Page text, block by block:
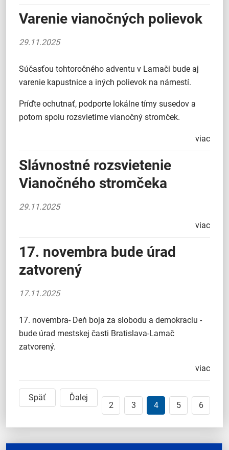
Varenie vianočných polievok
29.11.2025
Súčasťou tohtoročného adventu v Lamači bude aj
varenie kapustnice a iných polievok na námestí.
Príďte ochutnať, podporte lokálne tímy susedov a
potom spolu rozsvietime vianočný stromček.
viac
Slávnostné rozsvietenie
Vianočného stromčeka
29.11.2025
viac
17. novembra bude úrad
zatvorený
17.11.2025
17. novembra- Deň boja za slobodu a demokraciu -
bude úrad mestskej časti Bratislava-Lamač
zatvorený.
viac
Späť Ďalej
2 3 4 5 6